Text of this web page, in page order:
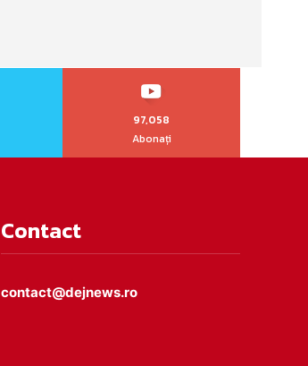
97,058
Abonați
Contact
contact@dejnews.ro